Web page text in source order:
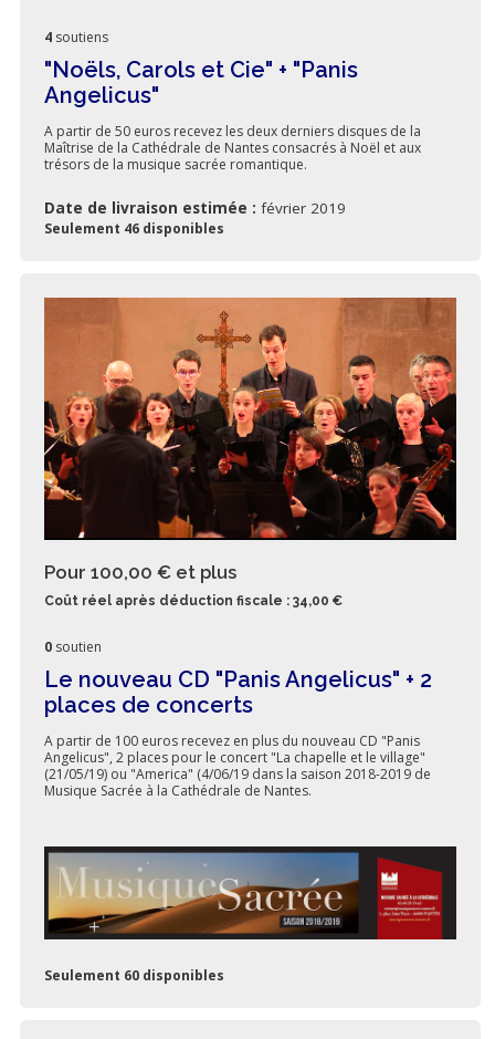
4 soutiens
"Noëls, Carols et Cie" + "Panis
Angelicus"
A partir de 50 euros recevez les deux derniers disques de la
Maîtrise de la Cathédrale de Nantes consacrés à Noël et aux
trésors de la musique sacrée romantique.
Date de livraison estimée : février 2019
Seulement 46 disponibles
Pour 100,00 € et plus
Coût réel après déduction fiscale : 34,00 €
0 soutien
Le nouveau CD "Panis Angelicus" + 2
places de concerts
A partir de 100 euros recevez en plus du nouveau CD "Panis
Angelicus", 2 places pour le concert "La chapelle et le village"
(21/05/19) ou "America" (4/06/19 dans la saison 2018-2019 de
Musique Sacrée à la Cathédrale de Nantes.
Seulement 60 disponibles